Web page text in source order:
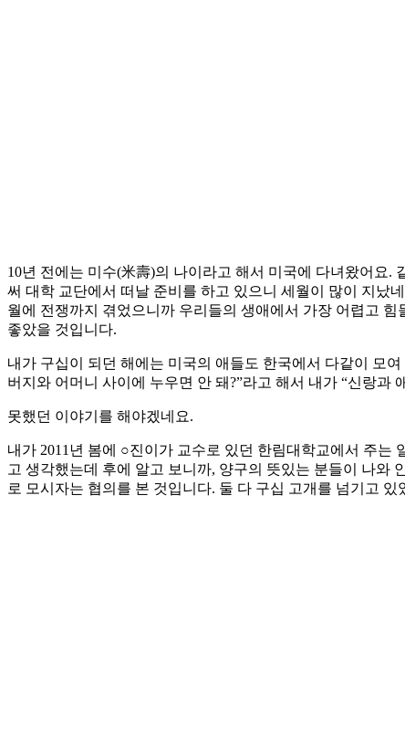
10년 전에는 미수(米壽)의 나이라고 해서 미국에 다녀왔어요
써 대학 교단에서 떠날 준비를 하고 있으니 세월이 많이 지났
월에 전쟁까지 겪었으니까 우리들의 생애에서 가장 어렵고
좋았을 것입니다.
내가 구십이 되던 해에는 미국의 애들도 한국에서 다같이 모
버지와 어머니 사이에 누우면 안 돼?”라고 해서 내가 “신랑
못했던 이야기를 해야겠네요.
내가 2011년 봄에 ○진이가 교수로 있던 한림대학교에서 주
고 생각했는데 후에 알고 보니까, 양구의 뜻있는 분들이 나와
로 모시자는 협의를 본 것입니다. 둘 다 구십 고개를 넘기고